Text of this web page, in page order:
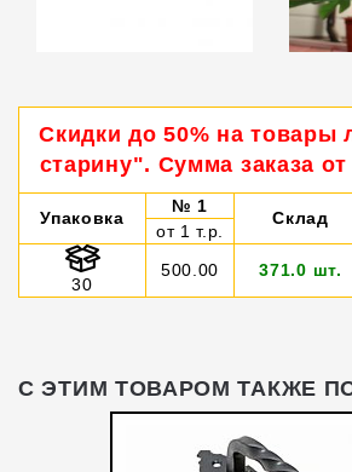
Скидки до 50% на товары
старину". Сумма заказа
Упаковка
№ 1
Склад
от 1 т.р.
30
500.00 371.0 шт.
С ЭТИМ ТОВАРОМ ТАКЖЕ